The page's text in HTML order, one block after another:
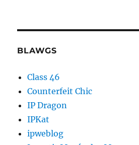
BLAWGS
Class 46
Counterfeit Chic
IP Dragon
IPKat
ipweblog